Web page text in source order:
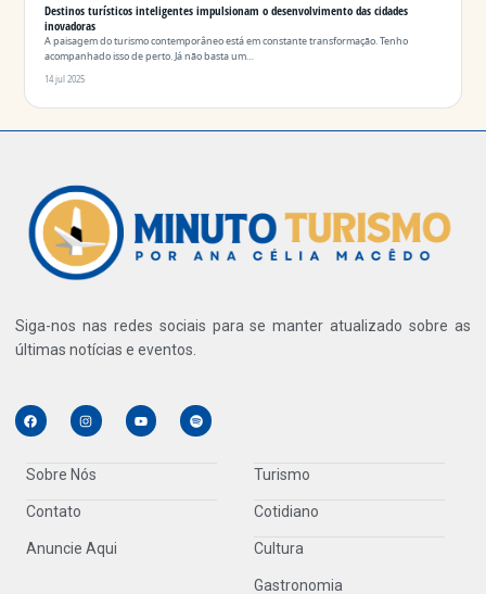
Destinos turísticos inteligentes impulsionam o desenvolvimento das cidades
inovadoras
A paisagem do turismo contemporâneo está em constante transformação. Tenho
acompanhado isso de perto. Já não basta um…
14 jul 2025
Siga-nos nas redes sociais para se manter atualizado sobre as
últimas notícias e eventos.
Sobre Nós
Contato
Anuncie Aqui
Turismo
Cotidiano
Cultura
Gastronomia